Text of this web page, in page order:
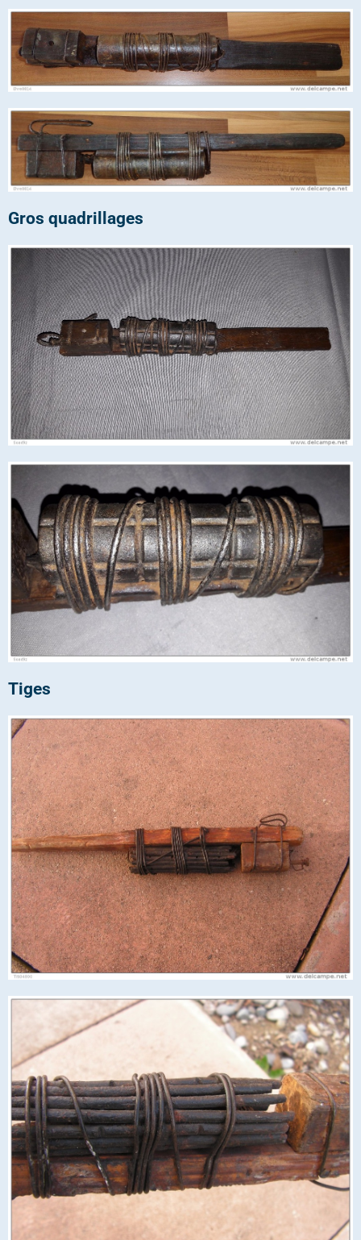
Gros quadrillages
Tiges